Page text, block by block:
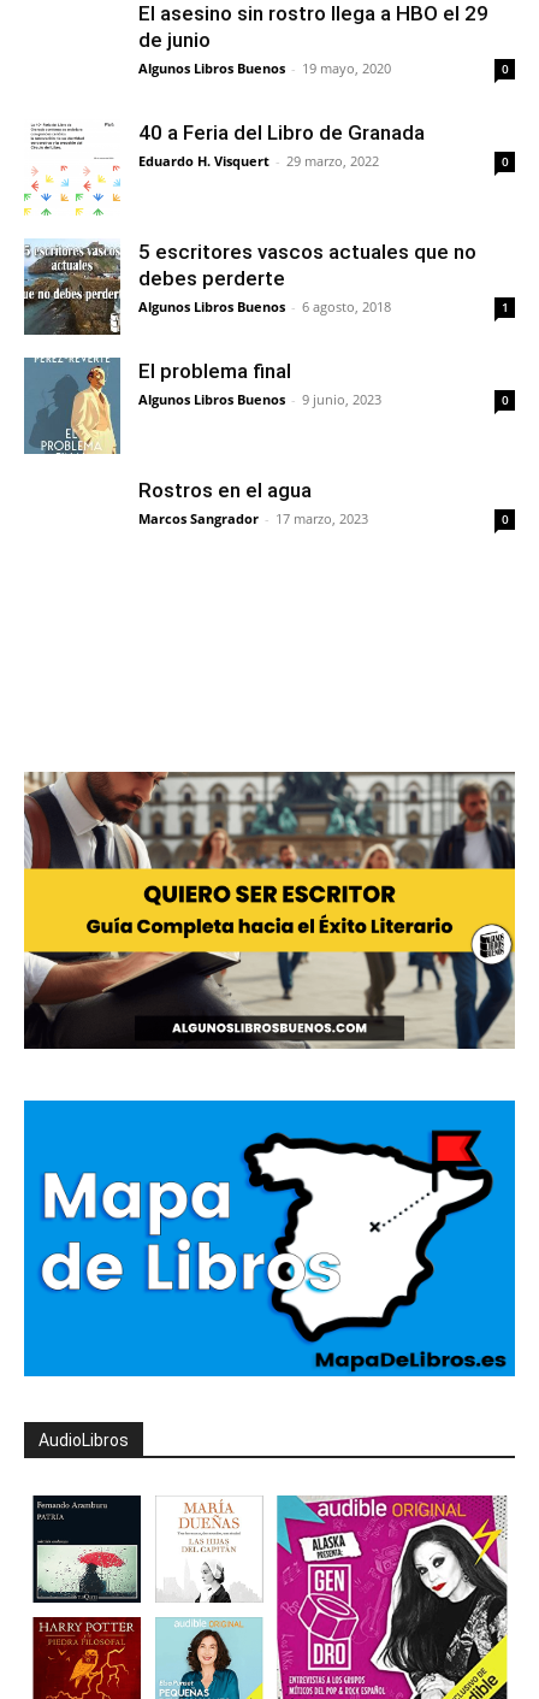
El asesino sin rostro llega a HBO el 29
de junio
Algunos Libros Buenos - 19 mayo, 2020 0
40 a Feria del Libro de Granada
Eduardo H. Visquert - 29 marzo, 2022 0
5 escritores vascos actuales que no
debes perderte
Algunos Libros Buenos - 6 agosto, 2018 1
El problema final
Algunos Libros Buenos - 9 junio, 2023 0
Rostros en el agua
Marcos Sangrador - 17 marzo, 2023 0
AudioLibros